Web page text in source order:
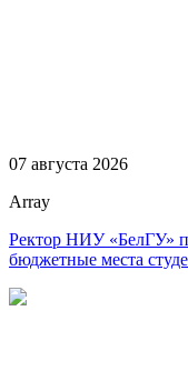
07 августа 2026
Array
Ректор НИУ «БелГУ»
бюджетные места